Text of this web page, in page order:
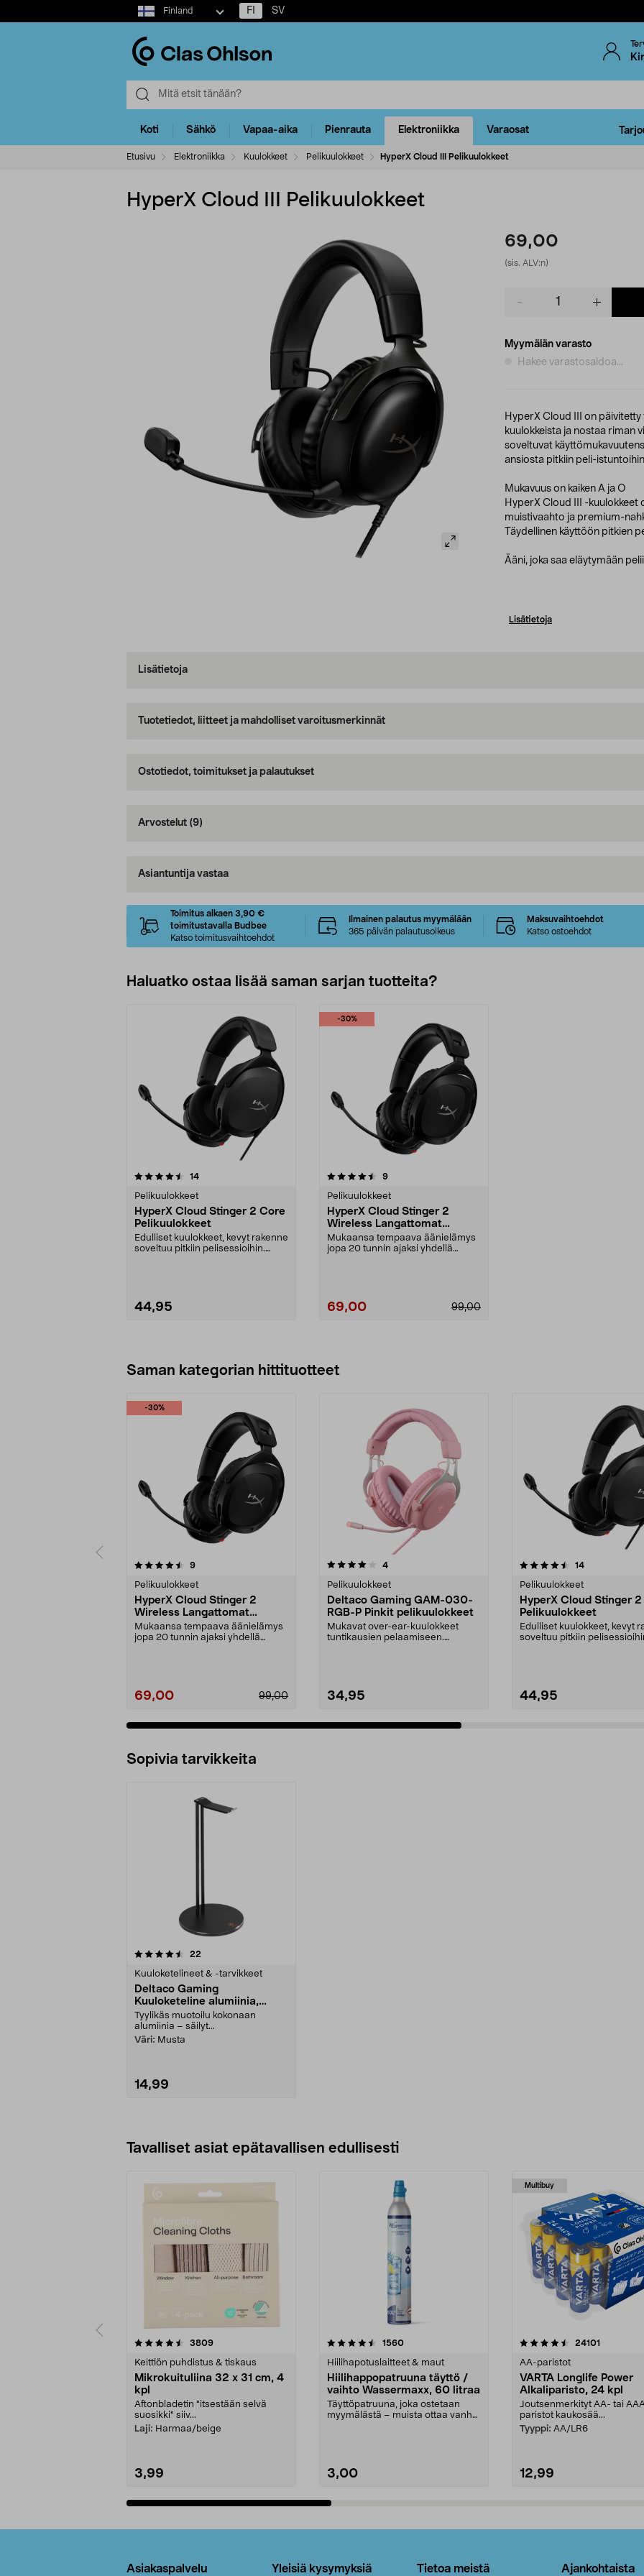
Select
market
Finland FI SV
Koti Sähkö Vapaa-aika Pienrauta Elektroniikka Varaosat
Etusivu Elektroniikka Kuulokkeet Pelikuulokkeet HyperX Cloud III Pelikuulokkeet
HyperX Cloud III Pelikuulokkeet
69,00
(sis. ALV:n)
Myymälän varasto
Hakee varastosaldoa...
HyperX Cloud III on
kuulokkeista ja nostaa riman
soveltuvat
ansiosta pitkiin peli-
Mukavuus on kaiken A ja O
HyperX Cloud III -kuulokkeet
muistivaahto ja premium-
Täydellinen käyttöön pitkien
Ääni, joka saa eläytymään
Lisätietoja
Lisätietoja
Tuotetiedot, liitteet ja mahdolliset varoitusmerkinnät
Ostotiedot, toimitukset ja palautukset
Arvostelut (9)
Asiantuntija vastaa
Toimitus alkaen 3,90 €
toimitustavalla Budbee
Katso toimitusvaihtoehdot
Ilmainen palautus myymälään
365 päivän palautusoikeus
Maksuvaihtoehdot
Katso ostoehdot
Haluatko ostaa lisää saman sarjan tuotteita?
14arvostelut
Pelikuulokkeet
HyperX Cloud Stinger 2 Core
Pelikuulokkeet
Edulliset kuulokkeet, kevyt rakenne
soveltuu pitkiin pelisessioihin.
44,95
-30%
4.5viidestä
9arvostelut
Pelikuulokkeet
HyperX Cloud Stinger 2
Wireless Langattomat
pelikuulokkeet
Mukaansa tempaava äänielämys
jopa 20 tunnin ajaksi yhdellä
99,00
69,00
Saman kategorian hittituotteet
-30%
9arvostelut
Pelikuulokkeet
HyperX Cloud Stinger 2
Wireless Langattomat
pelikuulokkeet
Mukaansa tempaava äänielämys
jopa 20 tunnin ajaksi yhdellä
69,00 99,00
4.0 viidestä
4arvostelut
Pelikuulokkeet
Deltaco Gaming GAM-030-
RGB-P Pinkit pelikuulokkeet
Mukavat over-ear-kuulokkeet
tuntikausien pelaamiseen.
34,95
4.5 viidestä
14arvostelut
Pelikuulokkeet
HyperX Cloud Stinger
Pelikuulokkeet
Edulliset kuulokkeet, kevyt
soveltuu pitkiin
44,95
4.0 viidestä
Sopivia tarvikkeita
22
Kuuloketelineet & -tarvikkeet
Deltaco Gaming
Kuuloketeline alumiinia,
GAM-070
Tyylikäs muotoilu kokonaan
alumiinia – säilyt...
Väri: Musta
14,99
Tavalliset asiat epätavallisen edullisesti
3809arvostelut
Keittiön puhdistus & tiskaus
Mikrokuituliina 32 x 31 cm, 4
kpl
Aftonbladetin "itsestään selvä
suosikki" siiv...
Laji: Harmaa/beige
3,99
4.5viidestä
1560arvostelut
Hiilihapotuslaitteet & maut
Hiilihappopatruuna täyttö /
vaihto Wassermaxx, 60 litraa
Täyttöpatruuna, joka ostetaan
myymälästä – muista ottaa vanha
3,00
Multibuy
4.5viidestä
24101
AA-paristot
VARTA Longlife Power
Alkaliparisto, 24 kpl
Joutsenmerkityt AA- tai
paristot kaukosää...
Tyyppi: AA/LR6
12,99
4.5viidestä
Asiakaspalvelu Yleisiä kysymyksiä Tietoa meistä Ajankohtaista